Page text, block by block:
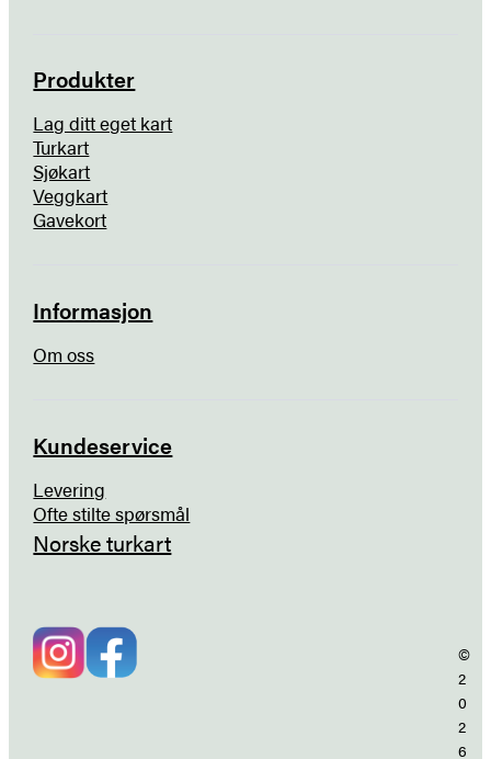
Produkter
Lag ditt eget kart
Turkart
Sjøkart
Veggkart
Gavekort
Informasjon
Om oss
Kundeservice
Levering
Ofte stilte spørsmål
Norske turkart
©
2
0
2
6